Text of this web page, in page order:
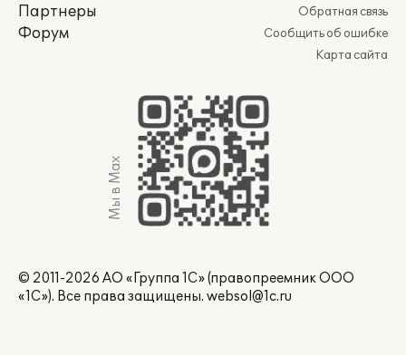
Партнеры
Форум
Обратная связь
Сообщить об ошибке
Карта сайта
Мы в Max
© 2011-2026 АО «Группа 1С» (правопреемник ООО
«1С»). Все права защищены. websol@1c.ru